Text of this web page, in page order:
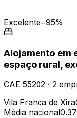
Excelente−95%
Alojamento em
espaço rural,
CAE 55202 · 2
Vila Franca de Xira
Média nacional0.37